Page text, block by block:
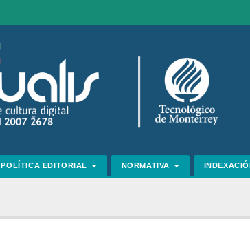
POLÍTICA EDITORIAL NORMATIVA